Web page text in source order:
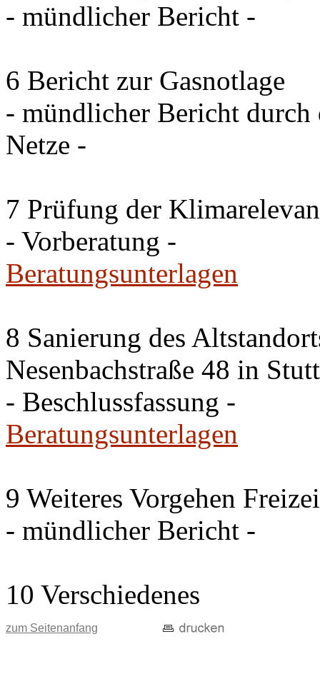
- mündlicher Bericht -
6 Bericht zur Gasnotlage
- mündlicher Bericht
Netze -
7 Prüfung der
- Vorberatung -
Beratungsunterlagen
8 Sanierung des
Nesenbachstraße 48 in
- Beschlussfassung -
Beratungsunterlagen
9 Weiteres Vorgehen
- mündlicher Bericht -
10 Verschiedenes
zum Seitenanfang